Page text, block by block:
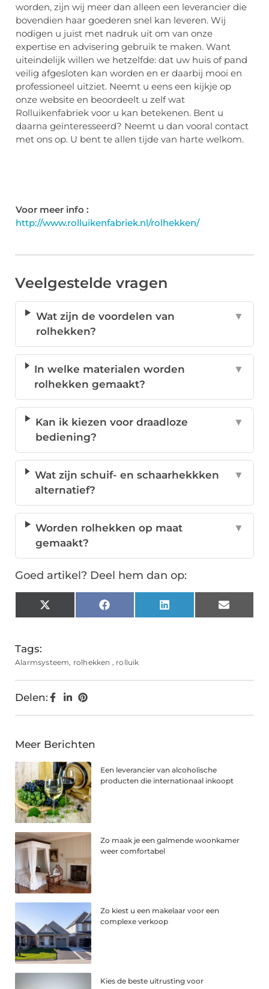
worden, zijn wij meer dan alleen een leverancier die
bovendien haar goederen snel kan leveren. Wij
nodigen u juist met nadruk uit om van onze
expertise en advisering gebruik te maken. Want
uiteindelijk willen we hetzelfde: dat uw huis of pand
veilig afgesloten kan worden en er daarbij mooi en
professioneel uitziet. Neemt u eens een kijkje op
onze website en beoordeelt u zelf wat
Rolluikenfabriek voor u kan betekenen. Bent u
daarna geïnteresseerd? Neemt u dan vooral contact
met ons op. U bent te allen tijde van harte welkom.
Voor meer info :
http://www.rolluikenfabriek.nl/rolhekken/
Veelgestelde vragen
Wat zijn de voordelen van
rolhekken?
▼
In welke materialen worden
rolhekken gemaakt?
▼
Kan ik kiezen voor draadloze
bediening?
▼
Wat zijn schuif- en schaarhekkken
alternatief?
▼
Worden rolhekken op maat
gemaakt?
▼
Goed artikel? Deel hem dan op:
X
(Twitter)
Facebook LinkedIn Email
Tags:
Alarmsysteem, rolhekken , rolluik
Delen:
Meer Berichten
Een leverancier van alcoholische
producten die internationaal inkoopt
Zo maak je een galmende woonkamer
weer comfortabel
Zo kiest u een makelaar voor een
complexe verkoop
Kies de beste uitrusting voor